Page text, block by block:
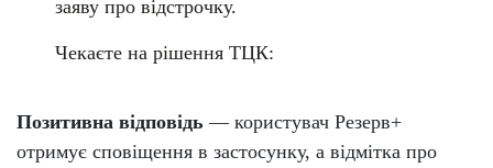
заяву про відстрочку.
Чекаєте на рішення ТЦК:
Позитивна відповідь — користувач Резерв+
отримує сповіщення в застосунку, а відмітка про